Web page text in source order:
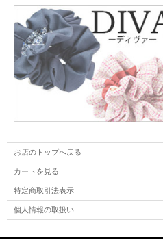
お店のトップへ戻る
カートを見る
特定商取引法表示
個人情報の取扱い